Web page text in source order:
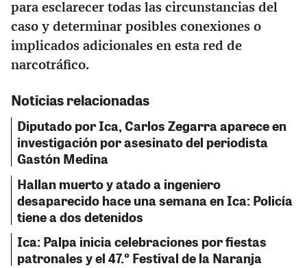
para esclarecer todas las circunstancias del
caso y determinar posibles conexiones o
implicados adicionales en esta red de
narcotráfico.
Noticias relacionadas
Diputado por Ica, Carlos Zegarra aparece en
investigación por asesinato del periodista
Gastón Medina
Hallan muerto y atado a ingeniero
desaparecido hace una semana en Ica: Policía
tiene a dos detenidos
Ica: Palpa inicia celebraciones por fiestas
patronales y el 47.º Festival de la Naranja